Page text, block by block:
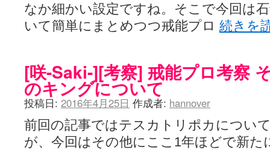
咲-saki-速報 / 一時休止のお知らせ (08:26)
ふわふわな記憶 / 1 (16:20)
咲っ考 / 何故咲は大将で、照は先鋒なのか？ (15:20)
What You Mean ? - 咲-Saki- / 第2回清澄エリア聖地巡礼ツアーレポート
左を向いて » 咲-saki- / 【シノハユ】第26話「一別以来」/咲日和・阿
primary colors / 久誕イエ～～～～～～イ！！！！！！
乱れ雪月花 - 咲-Saki- / ブログ終了のお知らせ：今までありがとうござ
YUKARI / 【宥菫】 ＳＳ更新とお知らせ 【松実宥誕記念ＳＳ】
アルカ茄子 / 戒能物怪録 キングとはいったい誰なのか？ (15:24)
竹ブログ - 咲-Saki- / 【咲-Saki-】ゲームが待ち遠しい件 (05:44)
SSSSS(-saki-しゃーぷしゅーとしょーとすとーりー) - 咲-saki- / 豊
なか細かい設定ですね。そこで今回は
いて簡単にまとめつつ戒能プロ 続きを
[咲-Saki-][考察] 戒能プロ考察
のキングについて
投稿日: 2016年4月25日 作成者: hannover
前回の記事ではテスカトリポカについ
が、今回はその他にここ1年ほどで新た